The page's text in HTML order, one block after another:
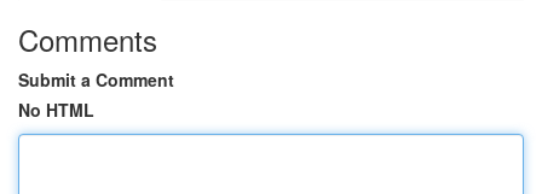
Comments
Submit a Comment
No HTML